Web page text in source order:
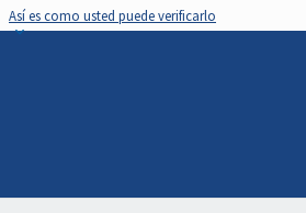
Así es como usted puede verificarlo